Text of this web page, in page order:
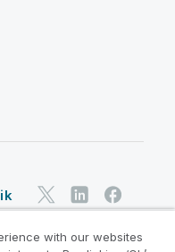
with our websites